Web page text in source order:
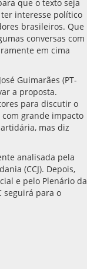
que o texto seja
ter interesse político
brasileiros. Que
conversas com
em cima
Guimarães (PT-
a proposta.
para discutir o
com grande impacto
mas diz
analisada pela
(CCJ). Depois,
e pelo Plenário da
seguirá para o